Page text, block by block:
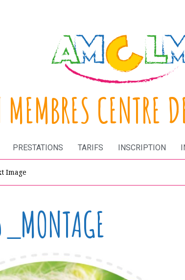
CENTRE
PRESTATIONS TARIFS INSCRIPTION
Image